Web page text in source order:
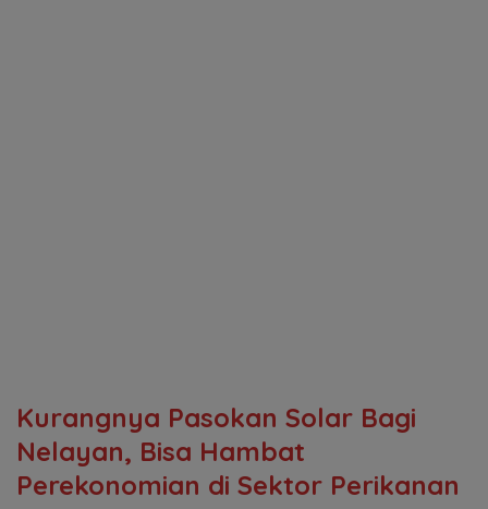
Kurangnya Pasokan Solar Bagi
Nelayan, Bisa Hambat
Perekonomian di Sektor Perikanan